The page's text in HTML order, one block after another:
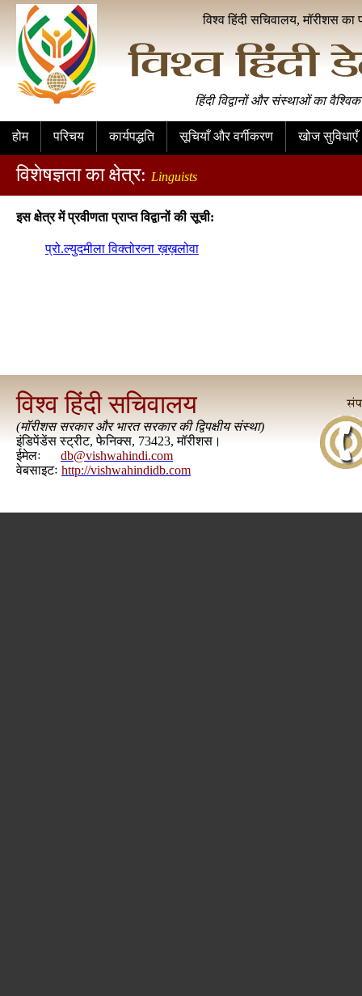
विश्व हिंदी सचिवालय, मॉरीशस का
हिंदी विद्वानों और संस्थाओं का
होम परिचय कार्यपद्धति सूचियाँ और वर्गीकरण खोज सुविधाएँ
विशेषज्ञता का क्षेत्र: Linguists
इस क्षेत्र में प्रवीणता प्राप्त विद्वानों की सूची:
प्रो.ल्युदमीला विक्तोरव्ना ख़ख़लोवा
विश्व हिंदी सचिवालय
(मॉरीशस सरकार और भारत सरकार की द्विपक्षीय संस्था)
इंडिपेंडेंस स्ट्रीट, फेनिक्स, 73423, मॉरीशस।
ईमेलः
db@vishwahindi.com
वेबसाइटः http://vishwahindidb.com